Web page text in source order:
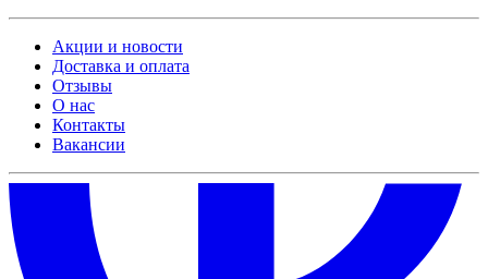
Акции и новости
Доставка и оплата
Отзывы
О нас
Контакты
Вакансии